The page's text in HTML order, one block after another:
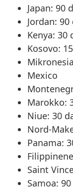
Japan: 90
Jordan:
Kenya: 30
Kosovo:
Mexico
Marokko:
Niue: 30
Nord-
Panama:
Saint
Samoa: